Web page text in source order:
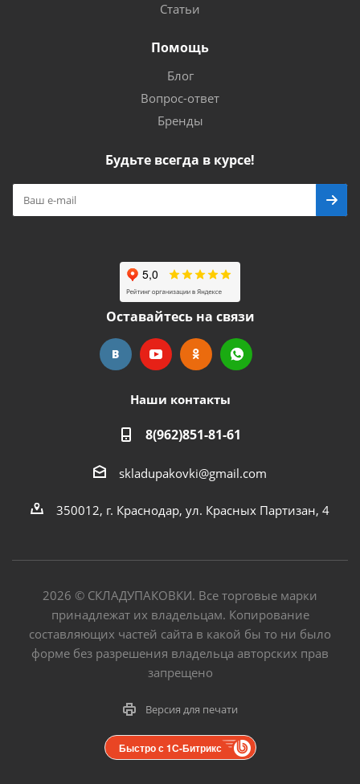
Статьи
Помощь
Блог
Вопрос-ответ
Бренды
Будьте всегда в курсе!
Оставайтесь на связи
Наши контакты
8(962)851-81-61
skladupakovki@gmail.com
350012, г. Краснодар, ул. Красных Партизан, 4
2026 © СКЛАДУПАКОВКИ. Все торговые марки
принадлежат их владельцам. Копирование
составляющих частей сайта в какой бы то ни было
форме без разрешения владельца авторских прав
запрещено
Версия для печати
Быстро с 1С-Битрикс